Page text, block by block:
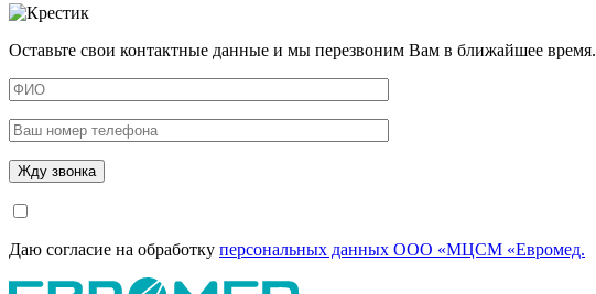
Оставьте свои контактные данные и мы перезвоним Вам в ближайшее время.
Даю согласие на обработку персональных данных ООО «МЦСМ «Евромед.